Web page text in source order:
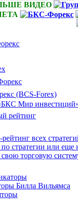
ВИДЕО
(BCS-Forex)
Мир
рейтинг
всех
стратегии или еще
торговую
Билла Вильямса